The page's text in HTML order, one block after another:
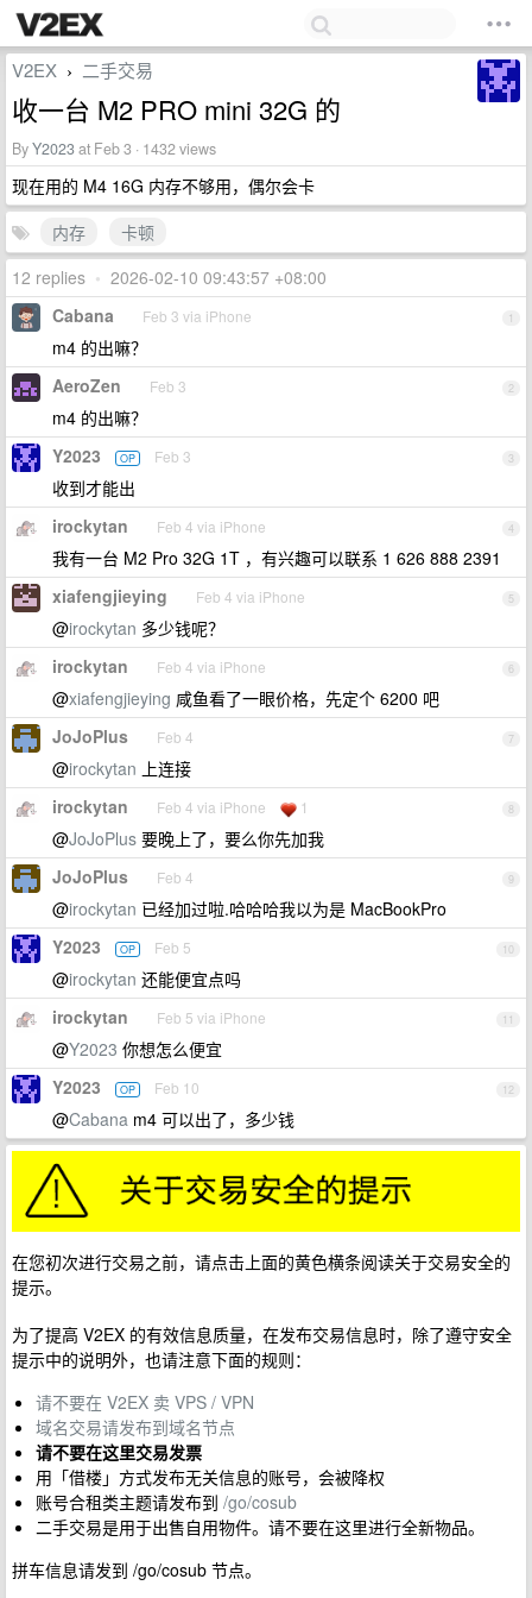
V2EX › 二手交易
收一台 M2 PRO mini 32G 的
ByY2023at Feb 3 · 1432 views
现在用的 M4 16G 内存不够用，偶尔会卡
内存
卡顿
12 replies • 2026-02-10 09:43:57 +08:00
1
Cabana Feb 3 via iPhone
m4 的出嘛？
2
AeroZen Feb 3
m4 的出嘛？
3
Y2023 OP Feb 3
收到才能出
4
irockytan Feb 4 via iPhone
我有一台 M2 Pro 32G 1T ，有兴趣可以联系 1 626 888 2391
5
xiafengjieying Feb 4 via iPhone
@irockytan 多少钱呢？
6
irockytan Feb 4 via iPhone
@xiafengjieying 咸鱼看了一眼价格，先定个 6200 吧
7
JoJoPlus Feb 4
@irockytan 上连接
8
irockytan Feb 4 via iPhone 1
@JoJoPlus 要晚上了，要么你先加我
9
JoJoPlus Feb 4
@irockytan 已经加过啦.哈哈哈我以为是 MacBookPro
10
Y2023 OP Feb 5
@irockytan 还能便宜点吗
11
irockytan Feb 5 via iPhone
@Y2023 你想怎么便宜
12
Y2023 OP Feb 10
@Cabana m4 可以出了，多少钱
在您初次进行交易之前，请点击上面的黄色横条阅读关于交易安全的
提示。
为了提高 V2EX 的有效信息质量，在发布交易信息时，除了遵守安全
提示中的说明外，也请注意下面的规则：
请不要在 V2EX 卖 VPS / VPN
域名交易请发布到域名节点
请不要在这里交易发票
用「借楼」方式发布无关信息的账号，会被降权
账号合租类主题请发布到 /go/cosub
二手交易是用于出售自用物件。请不要在这里进行全新物品。
拼车信息请发到 /go/cosub 节点。